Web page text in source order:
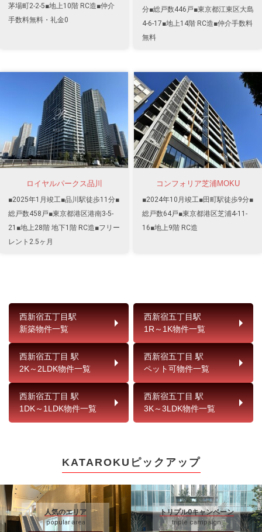
茅場町2-2-5■地上10階 RC造■仲介
手数料無料・礼金0
分■総戸数446戸■東京都江東区大島
4-6-17■地上14階 RC造■仲介手数料
無料
ロイヤルパークス品川
■2025年1月竣工■品川駅徒歩11分■
総戸数458戸■東京都港区港南3-5-
21■地上28階 地下1階 RC造■フリー
レント2.5ヶ月
コンフォリア芝浦MOKU
■2024年10月竣工■田町駅徒歩9分■
総戸数64戸■東京都港区芝浦4-11-
16■地上9階 RC造
西新宿五丁目駅
新築物件一覧
西新宿五丁目駅
1R～1K物件一覧
西新宿五丁目 駅
2K～2LDK物件一覧
西新宿五丁目 駅
ペット可物件一覧
西新宿五丁目 駅
1DK～1LDK物件一覧
西新宿五丁目 駅
3K～3LDK物件一覧
KATAROKUピックアップ
人気のエリア
popular area
トリプル0キャンペーン
triple campaign